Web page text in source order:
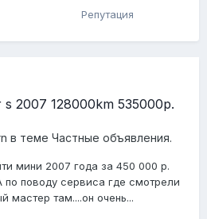
Репутация
2007 128000km 535000р.
в теме Частные объявления.
мини 2007 года за 450 000 р.
по поводу сервиса где смотрели
мастер там....он очень...